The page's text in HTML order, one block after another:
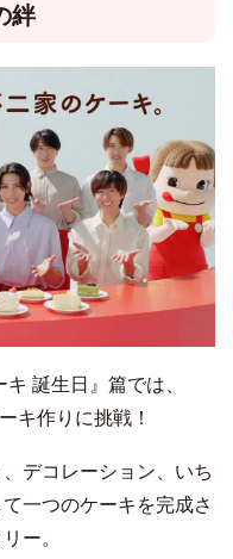
絆
誕生日』篇では、
キ作りに挑戦！
デコレーション、いち
一つのケーキを完成さ
ー。